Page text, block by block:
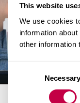
This website
We use cookies
information
other information
Consent
Necessary